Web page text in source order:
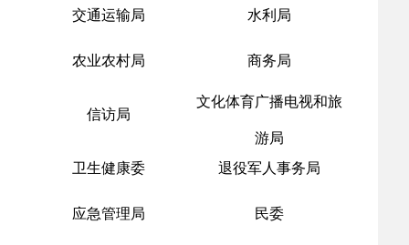
交通运输局 水利局
农业农村局 商务局
信访局
文化体育广播电视和旅
游局
卫生健康委
退役军人事务局
应急管理局 民委